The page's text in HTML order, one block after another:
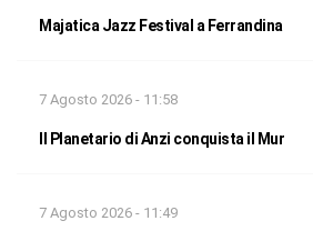
Majatica Jazz Festival a Ferrandina
7 Agosto 2026 - 11:58
Il Planetario di Anzi conquista il Mur
7 Agosto 2026 - 11:49